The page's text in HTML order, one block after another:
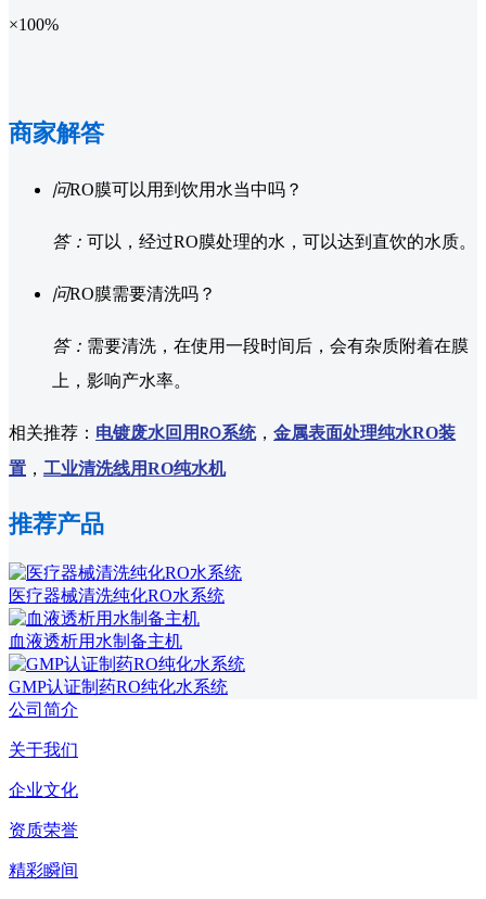
×100%
商家解答
问RO膜可以用到饮用水当中吗？
答： 可以，经过RO膜处理的水，可以达到直饮的水质。
问RO膜需要清洗吗？
答： 需要清洗，在使用一段时间后，会有杂质附着在膜
上，影响产水率。
相关推荐： 电镀废水回用 RO系统， 金属表面处理纯水RO装
置 ， 工业清洗线用RO纯水机
推荐产品
医疗器械清洗纯化RO水系统
血液透析用水制备主机
GMP认证制药RO纯化水系统
公司简介
关于我们
企业文化
资质荣誉
精彩瞬间